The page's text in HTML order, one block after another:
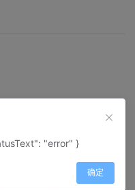
汤）（全程不含晚餐）
，安排不同的车型。但比较常用
"error" }
确定